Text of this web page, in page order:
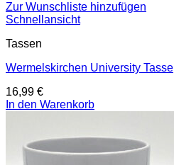
Zur Wunschliste hinzufügen
Schnellansicht
Tassen
Wermelskirchen University Tasse
16,99 €
In den Warenkorb